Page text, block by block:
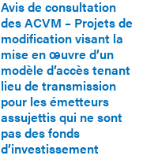
Avis de consultation
des ACVM – Projets de
modification visant la
mise en œuvre d’un
modèle d’accès tenant
lieu de transmission
pour les émetteurs
assujettis qui ne sont
pas des fonds
d’investissement